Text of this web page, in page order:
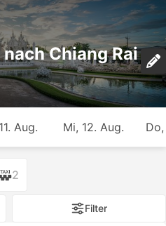
Chiang Rai
Aug. Mi, 12. Aug.
2
Filter